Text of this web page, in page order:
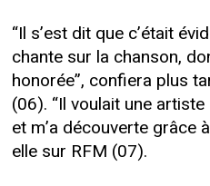
“Il s’est dit que c’était
chante sur la chanson,
honorée”, confiera plus
(06). “Il voulait une
et m’a découverte grâce
elle sur RFM (07).